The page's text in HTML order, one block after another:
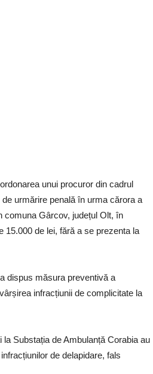
unui procuror din cadrul
urmărire penală în urma cărora a
comuna Gârcov, județul Olt, în
15.000 de lei, fără a se prezenta la
dispus măsura preventivă a
infracțiunii de complicitate la
Substația de Ambulanță Corabia au
de delapidare, fals